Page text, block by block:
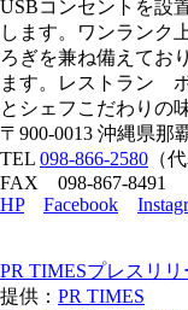
USBコンセントを設
します。ワンランク
ろぎを兼ね備えてお
ます。レストラン
とシェフこだわりの
〒900-0013 沖縄県那
TEL 098-866-2580 （
FAX 098-867-8491
HP
Facebook
PR TIMESプレスリ
提供： PR TIMES